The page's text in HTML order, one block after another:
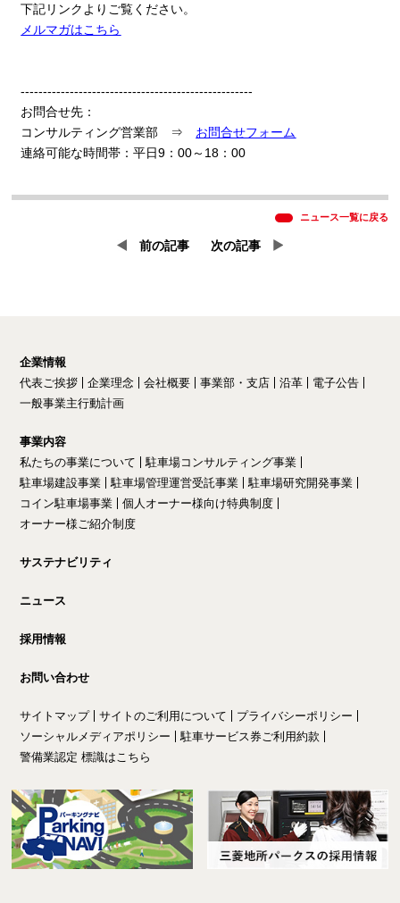
下記リンクよりご覧ください。
メルマガはこちら
----------------------------------------------------
お問合せ先：
コンサルティング営業部 ⇒ お問合せフォーム
連絡可能な時間帯：平日9 ：00～ 18 ：00
ニュース一覧に戻る
前の記事 次の記事
企業情報
代表ご挨拶
企業理念 会社概要 事業部・支店 沿革
電子公告
一般事業主行動計画
事業内容
私たちの事業について
駐車場コンサルティング事業
駐車場建設事業
駐車場管理運営受託事業
駐車場研究開発事業
コイン駐車場事業
個人オーナー様向け特典制度
オーナー様ご紹介制度
サステナビリティ
ニュース
採用情報
お問い合わせ
サイトマップ サイトのご利用について
プライバシーポリシー
ソーシャルメディアポリシー
駐車サービス券ご利用約款
警備業認定 標識はこちら